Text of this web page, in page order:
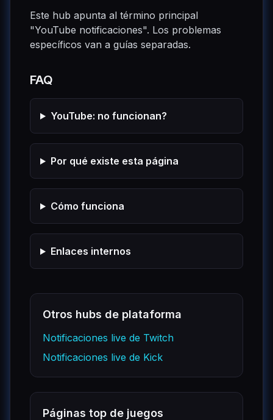
Este hub apunta al término principal
"YouTube notificaciones". Los problemas
específicos van a guías separadas.
FAQ
YouTube: no funcionan?
Por qué existe esta página
Cómo funciona
Enlaces internos
Otros hubs de plataforma
Notificaciones live de Twitch
Notificaciones live de Kick
Páginas top de juegos